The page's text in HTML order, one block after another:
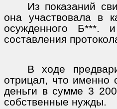
Из показаний
она участвовала в
осужденного Б***. и
составления
В ходе
отрицал, что именно
деньги в сумме 3
собственные нужды.